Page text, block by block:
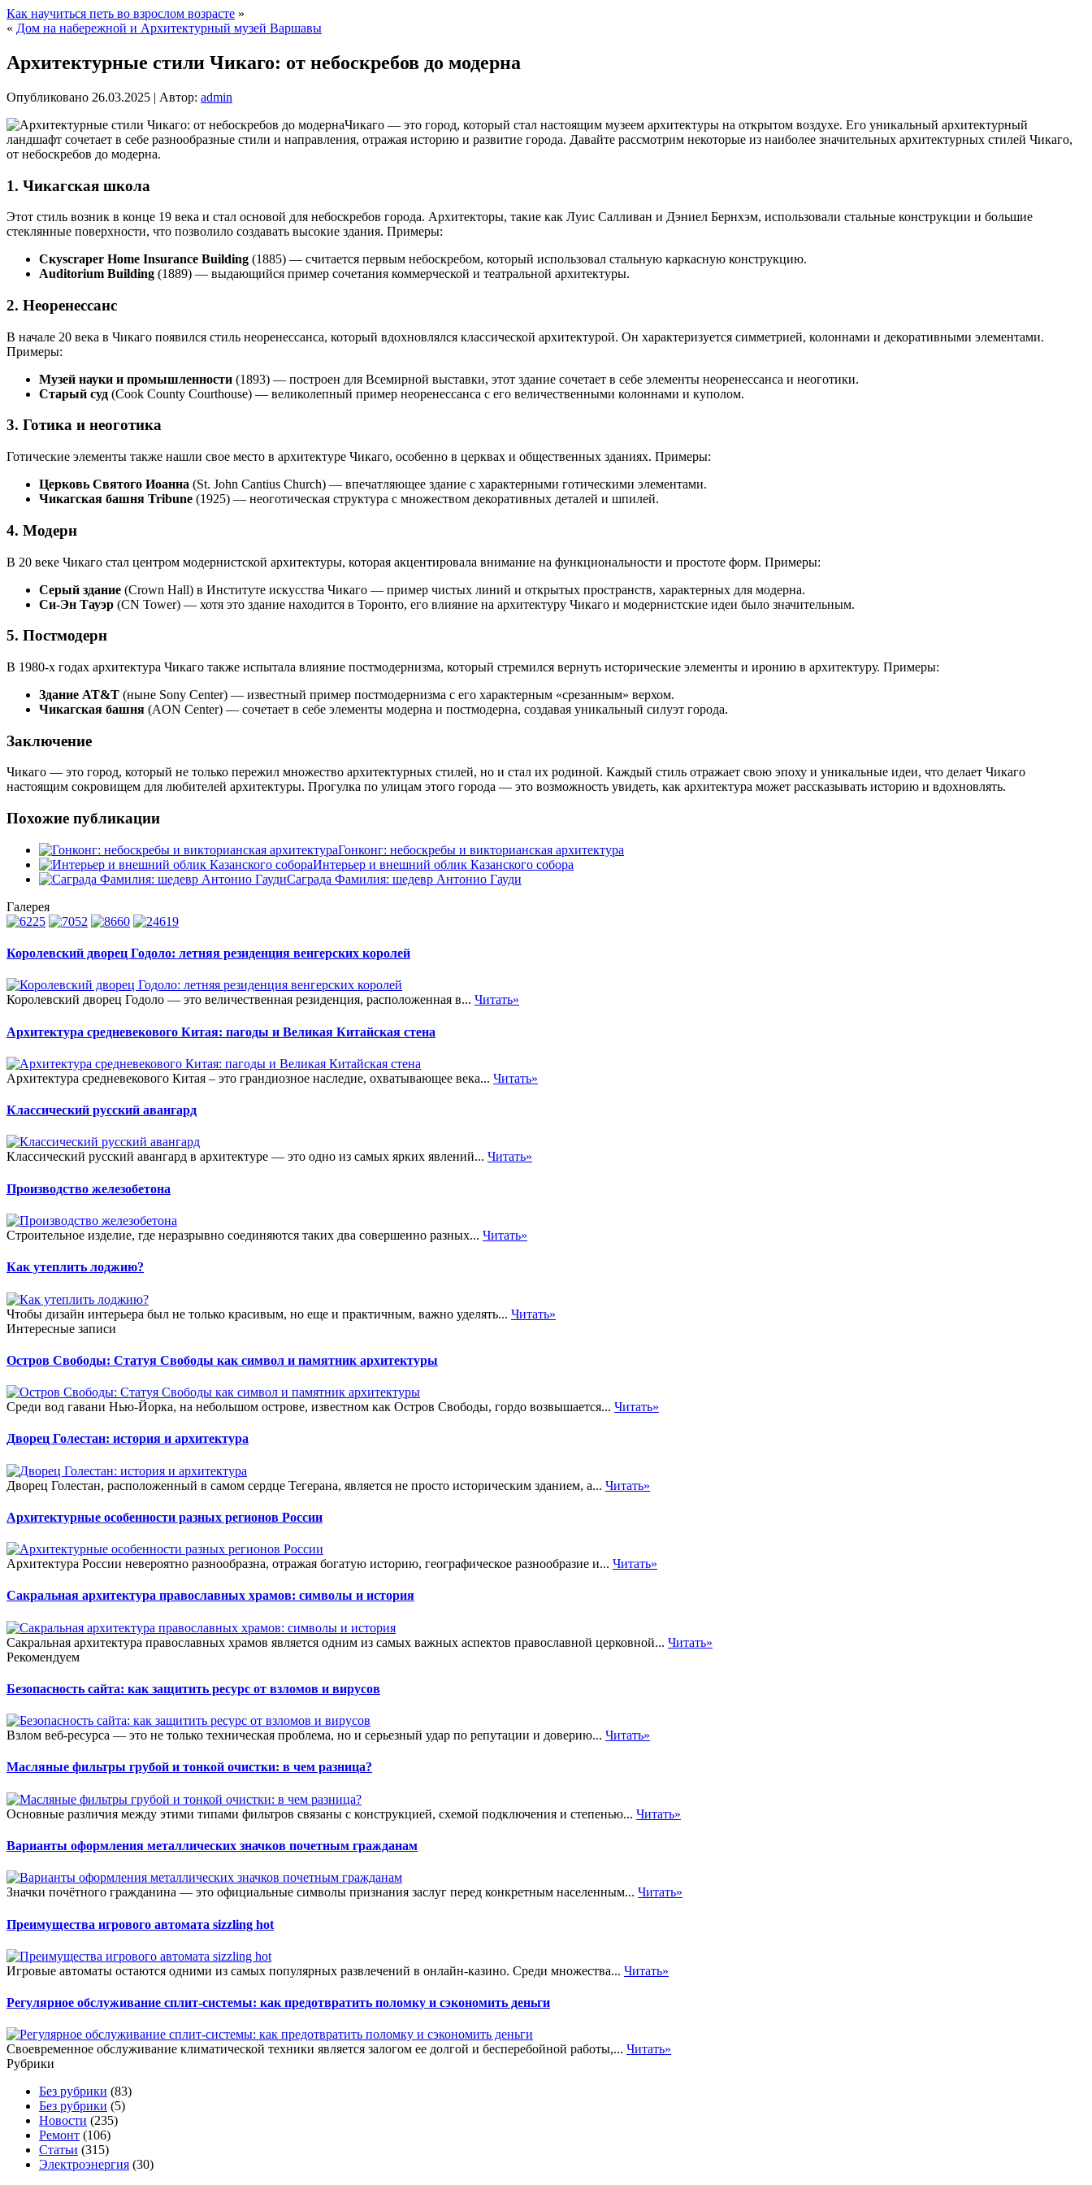
Как научиться петь во взрослом возрасте »
« Дом на набережной и Архитектурный музей Варшавы
Архитектурные стили Чикаго: от небоскребов до модерна
Опубликовано 26.03.2025 | Автор: admin
Чикаго — это город, который стал настоящим музеем архитектуры на открытом воздухе. Его уникальный архитектурный
ландшафт сочетает в себе разнообразные стили и направления, отражая историю и развитие города. Давайте рассмотрим некоторые из наиболее значительных архитектурных стилей Чикаго,
от небоскребов до модерна.
1. Чикагская школа
Этот стиль возник в конце 19 века и стал основой для небоскребов города. Архитекторы, такие как Луис Салливан и Дэниел Бернхэм, использовали стальные конструкции и большие
стеклянные поверхности, что позволило создавать высокие здания. Примеры:
Скyscraper Home Insurance Building (1885) — считается первым небоскребом, который использовал стальную каркасную конструкцию.
Auditorium Building (1889) — выдающийся пример сочетания коммерческой и театральной архитектуры.
2. Неоренессанс
В начале 20 века в Чикаго появился стиль неоренессанса, который вдохновлялся классической архитектурой. Он характеризуется симметрией, колоннами и декоративными элементами.
Примеры:
Музей науки и промышленности (1893) — построен для Всемирной выставки, этот здание сочетает в себе элементы неоренессанса и неоготики.
Старый суд (Cook County Courthouse) — великолепный пример неоренессанса с его величественными колоннами и куполом.
3. Готика и неоготика
Готические элементы также нашли свое место в архитектуре Чикаго, особенно в церквах и общественных зданиях. Примеры:
Церковь Святого Иоанна (St. John Cantius Church) — впечатляющее здание с характерными готическими элементами.
Чикагская башня Tribune (1925) — неоготическая структура с множеством декоративных деталей и шпилей.
4. Модерн
В 20 веке Чикаго стал центром модернистской архитектуры, которая акцентировала внимание на функциональности и простоте форм. Примеры:
Серый здание (Crown Hall) в Институте искусства Чикаго — пример чистых линий и открытых пространств, характерных для модерна.
Си-Эн Тауэр (CN Tower) — хотя это здание находится в Торонто, его влияние на архитектуру Чикаго и модернистские идеи было значительным.
5. Постмодерн
В 1980-х годах архитектура Чикаго также испытала влияние постмодернизма, который стремился вернуть исторические элементы и иронию в архитектуру. Примеры:
Здание AT&T (ныне Sony Center) — известный пример постмодернизма с его характерным «срезанным» верхом.
Чикагская башня (AON Center) — сочетает в себе элементы модерна и постмодерна, создавая уникальный силуэт города.
Заключение
Чикаго — это город, который не только пережил множество архитектурных стилей, но и стал их родиной. Каждый стиль отражает свою эпоху и уникальные идеи, что делает Чикаго
настоящим сокровищем для любителей архитектуры. Прогулка по улицам этого города — это возможность увидеть, как архитектура может рассказывать историю и вдохновлять.
Похожие публикации
Гонконг: небоскребы и викторианская архитектура
Интерьер и внешний облик Казанского собора
Саграда Фамилия: шедевр Антонио Гауди
Галерея
Королевский дворец Годоло: летняя резиденция венгерских королей
Королевский дворец Годоло — это величественная резиденция, расположенная в... Читать»
Архитектура средневекового Китая: пагоды и Великая Китайская стена
Архитектура средневекового Китая – это грандиозное наследие, охватывающее века... Читать»
Классический русский авангард
Классический русский авангард в архитектуре — это одно из самых ярких явлений... Читать»
Производство железобетона
Строительное изделие, где неразрывно соединяются таких два совершенно разных... Читать»
Как утеплить лоджию?
Чтобы дизайн интерьера был не только красивым, но еще и практичным, важно уделять... Читать»
Интересные записи
Остров Свободы: Статуя Свободы как символ и памятник архитектуры
Среди вод гавани Нью-Йорка, на небольшом острове, известном как Остров Свободы, гордо возвышается... Читать»
Дворец Голестан: история и архитектура
Дворец Голестан, расположенный в самом сердце Тегерана, является не просто историческим зданием, а... Читать»
Архитектурные особенности разных регионов России
Архитектура России невероятно разнообразна, отражая богатую историю, географическое разнообразие и... Читать»
Сакральная архитектура православных храмов: символы и история
Сакральная архитектура православных храмов является одним из самых важных аспектов православной церковной... Читать»
Рекомендуем
Безопасность сайта: как защитить ресурс от взломов и вирусов
Взлом веб-ресурса — это не только техническая проблема, но и серьезный удар по репутации и доверию... Читать»
Масляные фильтры грубой и тонкой очистки: в чем разница?
Основные различия между этими типами фильтров связаны с конструкцией, схемой подключения и степенью... Читать»
Варианты оформления металлических значков почетным гражданам
Значки почётного гражданина — это официальные символы признания заслуг перед конкретным населенным... Читать»
Преимущества игрового автомата sizzling hot
Игровые автоматы остаются одними из самых популярных развлечений в онлайн-казино. Среди множества... Читать»
Регулярное обслуживание сплит-системы: как предотвратить поломку и сэкономить деньги
Своевременное обслуживание климатической техники является залогом ее долгой и бесперебойной работы,... Читать»
Рубрики
Без рубрики (83)
Без рубрики (5)
Новости (235)
Ремонт (106)
Статьи (315)
Электроэнергия (30)